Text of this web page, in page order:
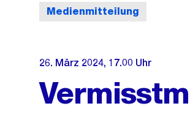
Medienmitteilung
26. März 2024, 17.00 Uhr